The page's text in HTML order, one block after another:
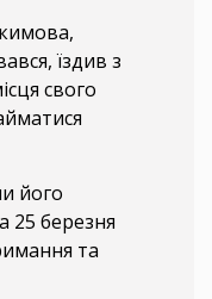
їздив з
свого
його
25 березня
та